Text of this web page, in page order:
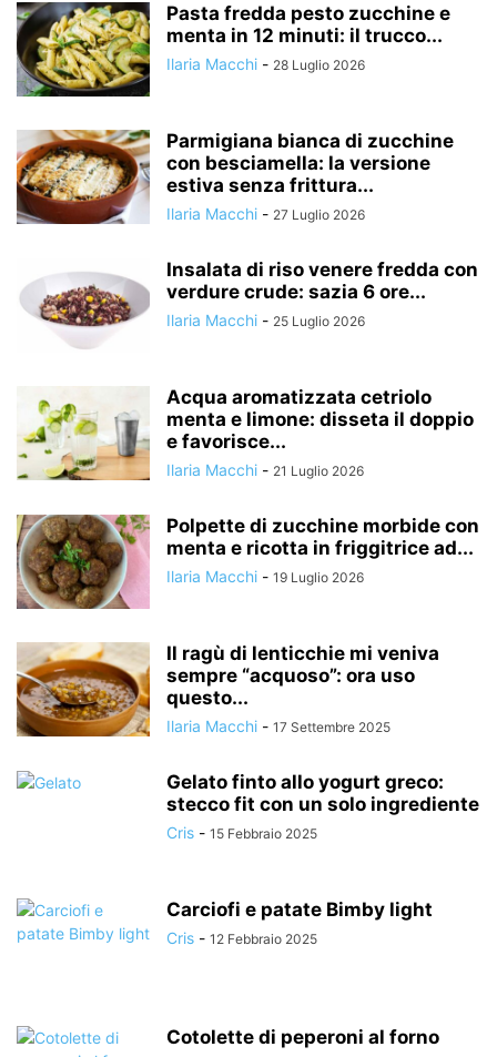
Pasta fredda pesto zucchine e
menta in 12 minuti: il trucco...
Ilaria Macchi - 28 Luglio 2026
Parmigiana bianca di zucchine
con besciamella: la versione
estiva senza frittura...
Ilaria Macchi - 27 Luglio 2026
Insalata di riso venere fredda con
verdure crude: sazia 6 ore...
Ilaria Macchi - 25 Luglio 2026
Acqua aromatizzata cetriolo
menta e limone: disseta il doppio
e favorisce...
Ilaria Macchi - 21 Luglio 2026
Polpette di zucchine morbide con
menta e ricotta in friggitrice ad...
Ilaria Macchi - 19 Luglio 2026
Il ragù di lenticchie mi veniva
sempre “acquoso”: ora uso
questo...
Ilaria Macchi - 17 Settembre 2025
Gelato finto allo yogurt greco:
stecco fit con un solo ingrediente
Cris - 15 Febbraio 2025
Carciofi e patate Bimby light
Cris - 12 Febbraio 2025
Cotolette di peperoni al forno